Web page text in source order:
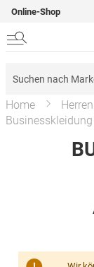
Online-Shop
Home Herren
Businesskleidung